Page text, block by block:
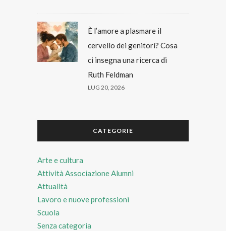
È l’amore a plasmare il
cervello dei genitori? Cosa
ci insegna una ricerca di
Ruth Feldman
LUG 20, 2026
CATEGORIE
Arte e cultura
Attività Associazione Alumni
Attualità
Lavoro e nuove professioni
Scuola
Senza categoria